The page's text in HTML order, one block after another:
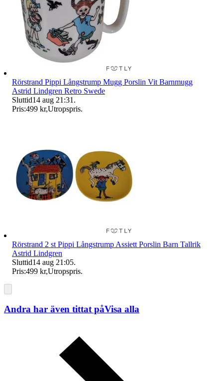
Rörstrand Pippi Långstrump Mugg Porslin Vit Barnmugg
Astrid Lindgren Retro Swede
Sluttid14 aug 21:31 .
Pris:499 kr,Utropspris.
Rörstrand 2 st Pippi Långstrump Assiett Porslin Barn Tallrik
Astrid Lindgren
Sluttid14 aug 21:05.
Pris:499 kr,Utropspris.
Andra har även tittat påVisa alla